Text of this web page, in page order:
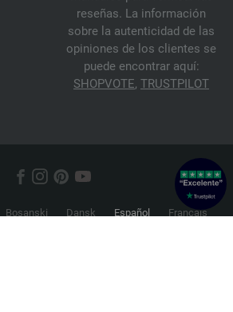
reseñas. La información
sobre la autenticidad de las
opiniones de los clientes se
puede encontrar aquí:
SHOPVOTE, TRUSTPILOT
Bosanski Dansk Español
Français